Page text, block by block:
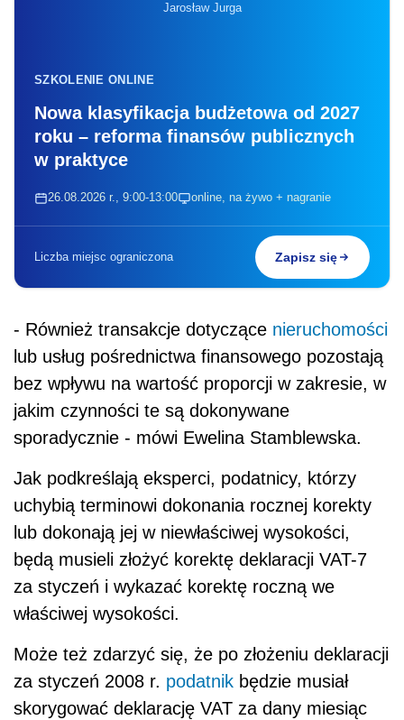
Jarosław Jurga
SZKOLENIE ONLINE
Nowa klasyfikacja budżetowa od 2027
roku – reforma finansów publicznych
w praktyce
26.08.2026 r., 9:00-13:00 online, na żywo + nagranie
Liczba miejsc ograniczona Zapisz się
- Również transakcje dotyczące nieruchomości
lub usług pośrednictwa finansowego pozostają
bez wpływu na wartość proporcji w zakresie, w
jakim czynności te są dokonywane
sporadycznie - mówi Ewelina Stamblewska.
Jak podkreślają eksperci, podatnicy, którzy
uchybią terminowi dokonania rocznej korekty
lub dokonają jej w niewłaściwej wysokości,
będą musieli złożyć korektę deklaracji VAT-7
za styczeń i wykazać korektę roczną we
właściwej wysokości.
Może też zdarzyć się, że po złożeniu deklaracji
za styczeń 2008 r. podatnik będzie musiał
skorygować deklarację VAT za dany miesiąc